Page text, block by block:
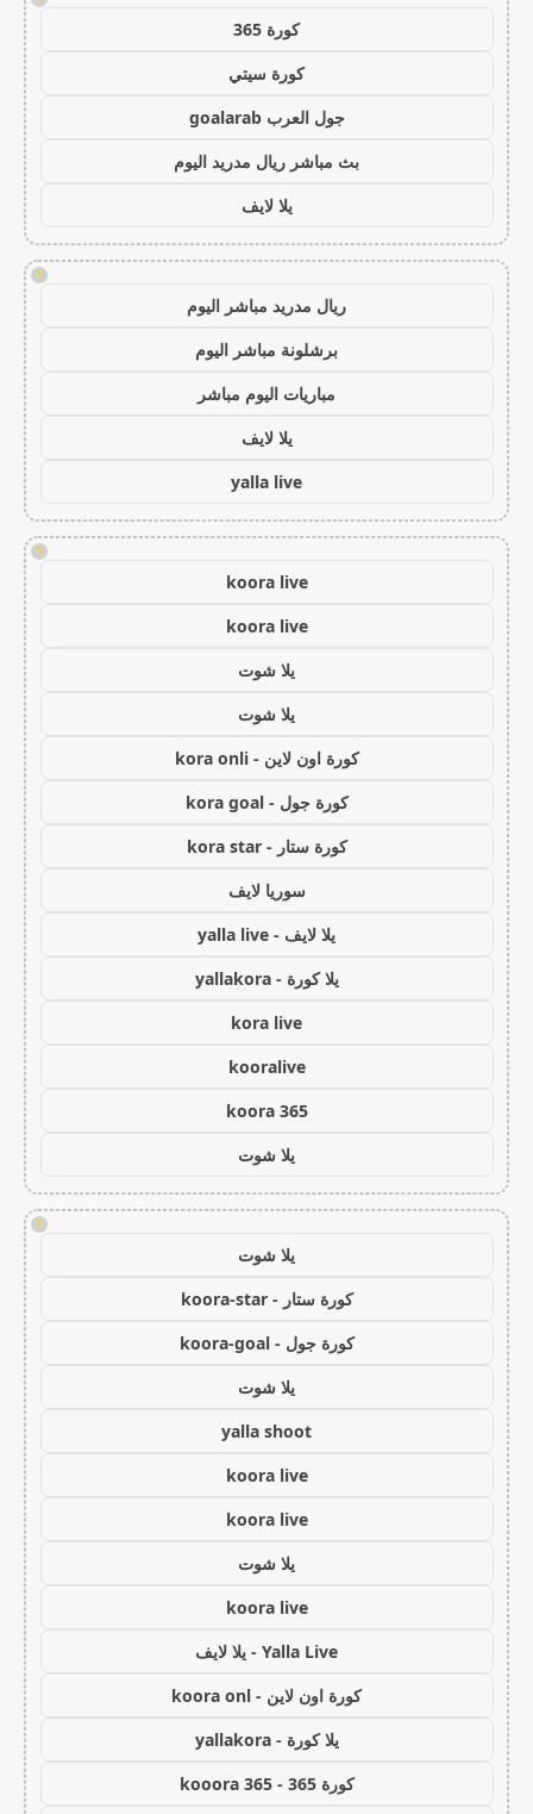
كورة 365
كورة سيتي
جول العرب goalarab
بث مباشر ريال مدريد اليوم
يلا لايف
!
ريال مدريد مباشر اليوم
برشلونة مباشر اليوم
مباريات اليوم مباشر
يلا لايف
yalla live
!
koora live
koora live
يلا شوت
يلا شوت
كورة اون لاين - kora onli
كورة جول - kora goal
كورة ستار - kora star
سوريا لايف
يلا لايف - yalla live
يلا كورة - yallakora
kora live
kooralive
koora 365
يلا شوت
!
يلا شوت
كورة ستار - koora-star
كورة جول - koora-goal
يلا شوت
yalla shoot
koora live
koora live
يلا شوت
koora live
Yalla Live - يلا لايف
كورة اون لاين - koora onl
يلا كورة - yallakora
كورة 365 - kooora 365